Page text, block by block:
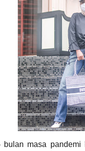
masa